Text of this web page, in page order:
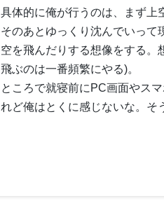
具体的に俺が行うのは、まず上
そのあとゆっくり沈んでいって
空を飛んだりする想像をする。
飛ぶのは一番頻繁にやる)。
ところで就寝前にPC画面やス
れど俺はとくに感じないな。そ